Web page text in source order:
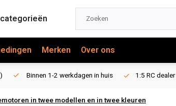
Merken Over ons
Binnen 1-2 werkdagen in huis 1:5 RC dealer
in twee modellen en in twee kleuren